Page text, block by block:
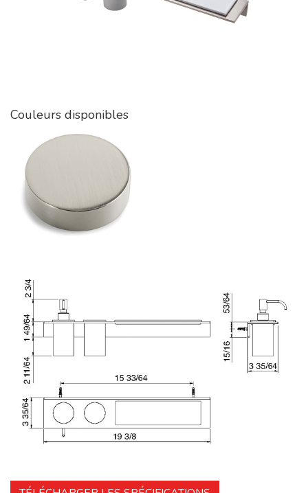
Couleurs disponibles